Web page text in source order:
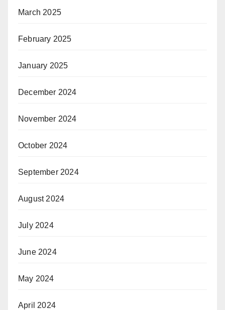
March 2025
February 2025
January 2025
December 2024
November 2024
October 2024
September 2024
August 2024
July 2024
June 2024
May 2024
April 2024